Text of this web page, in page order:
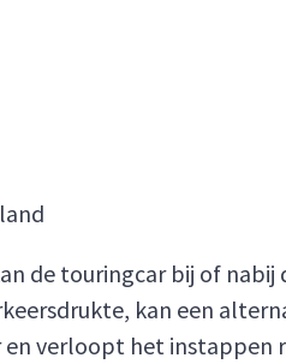
de touringcar bij of
kan een
verloopt het instappen